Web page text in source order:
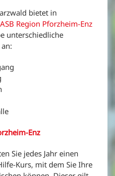
bietet in
ASB Region Pforzheim-Enz
unterschiedliche
Enz
Sie jedes Jahr einen
Kurs, mit dem Sie Ihre